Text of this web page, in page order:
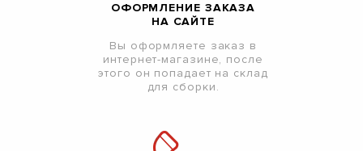
ОФОРМЛЕНИЕ ЗАКАЗА
НА САЙТЕ
Вы оформляете заказ в
интернет-магазине, после
этого он попадает на склад
для сборки.